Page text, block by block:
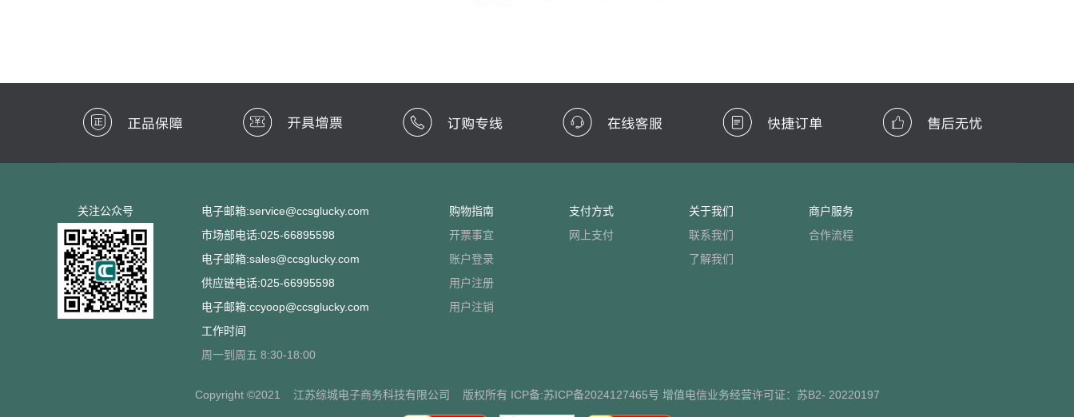
关注公众号
电子邮箱:service@ccsglucky.com
市场部电话:025-66895598
电子邮箱:sales@ccsglucky.com
供应链电话:025-66995598
电子邮箱:ccyoop@ccsglucky.com
工作时间
周一到周五 8:30-18:00
购物指南
开票事宜
账户登录
用户注册
用户注销
支付方式
网上支付
关于我们
联系我们
了解我们
商户服务
合作流程
Copyright ©2021 江苏综城电子商务科技有限公司 版权所有 ICP备:苏ICP备2024127465号 增值电信业务经营许可证： 苏B2- 20220197